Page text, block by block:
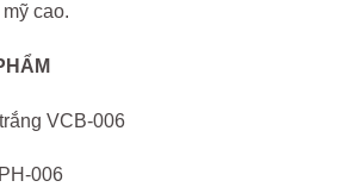
cao.
VCB-006
006